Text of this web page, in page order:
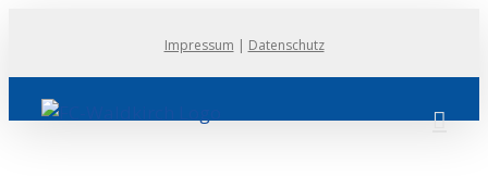
springen
Impressum | Datenschutz